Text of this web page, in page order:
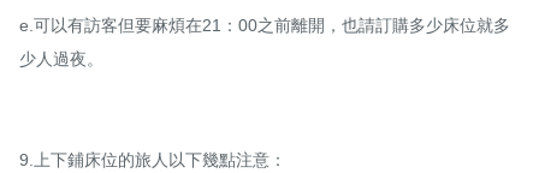
e.可以有訪客但要麻煩在21：00之前離開，也請訂購多少床位就多
少人過夜。
9.上下鋪床位的旅人以下幾點注意：